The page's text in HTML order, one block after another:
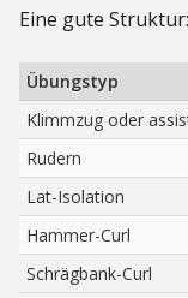
Eine gute Struktur:
Übungstyp
Klimmzug oder
Rudern
Lat-Isolation
Hammer-Curl
Schrägbank-Curl